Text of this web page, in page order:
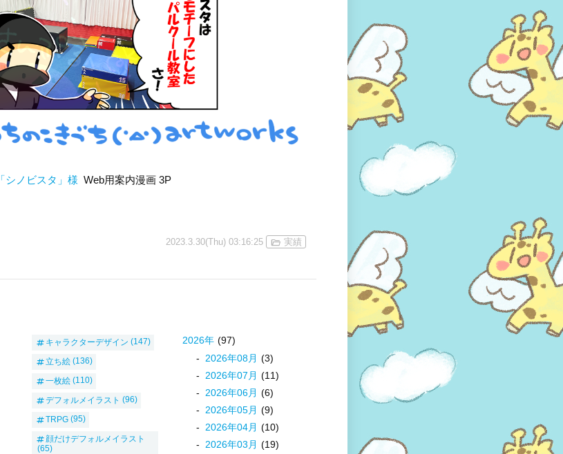
「シノビスタ」様 Web用案内漫画 3P
2023.3.30(Thu) 03:16:25 実績
キャラクターデザイン (147)
立ち絵 (136)
一枚絵 (110)
デフォルメイラスト (96)
TRPG (95)
顔だけデフォルメイラスト
(65)
2026年 (97)
2026年08月 (3)
2026年07 月 (11)
2026年06月 (6)
2026年05月 (9)
2026年04月 (10)
2026年03 月 (19)